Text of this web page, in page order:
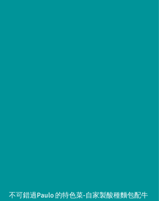
不可錯過Paulo 的特色菜-自家製酸種麵包配牛